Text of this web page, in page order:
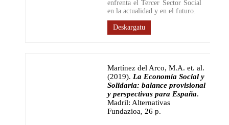
enfrenta el Tercer Sector Social
en la actualidad y en el futuro.
Deskargatu
Martínez del Arco, M.A. et. al.
(2019). La Economía Social y
Solidaria: balance provisional
y perspectivas para España.
Madril: Alternativas
Fundazioa, 26 p.